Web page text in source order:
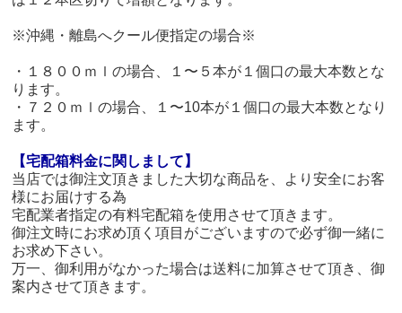
※沖縄・離島へクール便指定の場合※
・１８００ｍｌの場合、１〜５本が１個口の最大本数とな
ります。
・７２０ｍｌの場合、１〜10本が１個口の最大本数となり
ます。
【宅配箱料金に関しまして】
当店では御注文頂きました大切な商品を、より安全にお客
様にお届けする為
宅配業者指定の有料宅配箱を使用させて頂きます。
御注文時にお求め頂く項目がございますので必ず御一緒に
お求め下さい。
万一、御利用がなかった場合は送料に加算させて頂き、御
案内させて頂きます。